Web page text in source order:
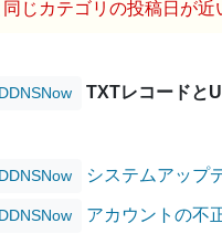
同じカテゴリの投稿日が近
DDNSNow TXTレコードと
DDNSNow システムアップ
DDNSNow アカウントの不